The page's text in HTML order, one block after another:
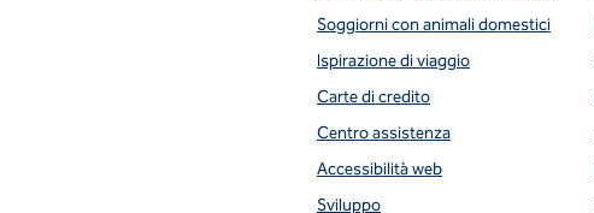
Soggiorni con animali domestici
Ispirazione di viaggio
Carte di credito
Centro assistenza
Accessibilità web
Sviluppo